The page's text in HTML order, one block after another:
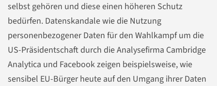
selbst gehören und diese einen höheren Schutz
bedürfen. Datenskandale wie die Nutzung
personenbezogener Daten für den Wahlkampf um die
US-Präsidentschaft durch die Analysefirma Cambridge
Analytica und Facebook zeigen beispielsweise, wie
sensibel EU-Bürger heute auf den Umgang ihrer Daten